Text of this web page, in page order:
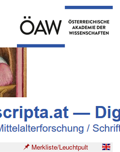
Merkliste/Leuchtpult